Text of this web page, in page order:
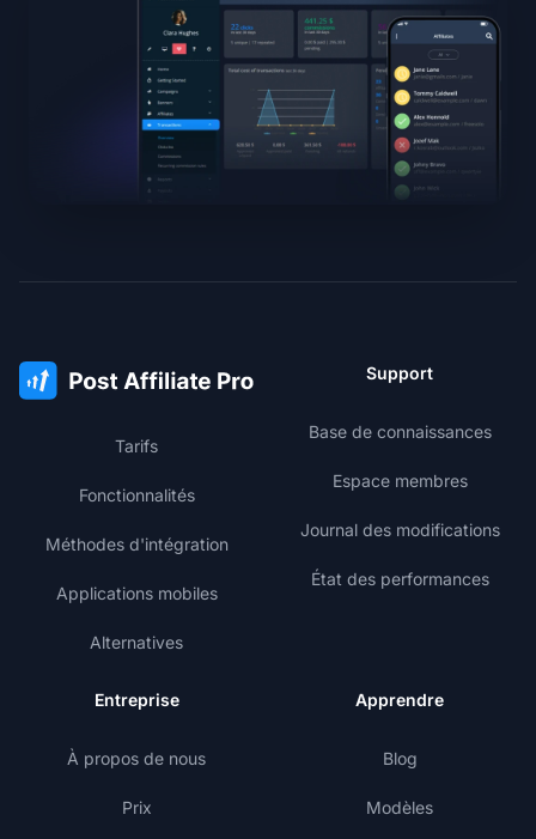
Tarifs
Fonctionnalités
Méthodes d'intégration
Applications mobiles
Alternatives
Support
Base de connaissances
Espace membres
Journal des modifications
État des performances
Entreprise
À propos de nous
Prix
Apprendre
Blog
Modèles